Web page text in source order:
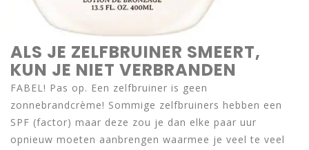
ALS JE ZELFBRUINER SMEERT,
KUN JE NIET VERBRANDEN
FABEL! Pas op. Een zelfbruiner is geen
zonnebrandcrème! Sommige zelfbruiners hebben een
SPF (factor) maar deze zou je dan elke paar uur
opnieuw moeten aanbrengen waarmee je veel te veel